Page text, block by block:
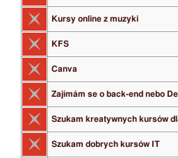
Kursy online z muzyki
KFS
Canva
Zajímám se o back-end nebo
Szukam kreatywnych kursów
Szukam dobrych kursów IT